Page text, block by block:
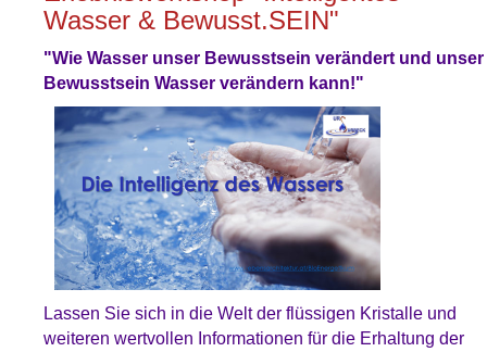
Wasser & Bewusst.SEIN"
"Wie Wasser unser Bewusstsein verändert und unser
Bewusstsein Wasser verändern kann!"
Lassen Sie sich in die Welt der flüssigen Kristalle und
weiteren wertvollen Informationen für die Erhaltung der